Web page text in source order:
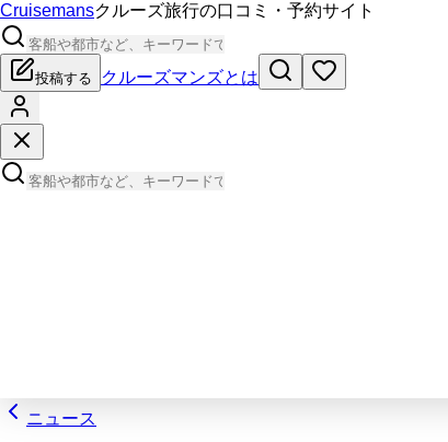
Cruisemansクルーズ旅行の口コミ・予約サイト
投稿する クルーズマンズとは
ニュース